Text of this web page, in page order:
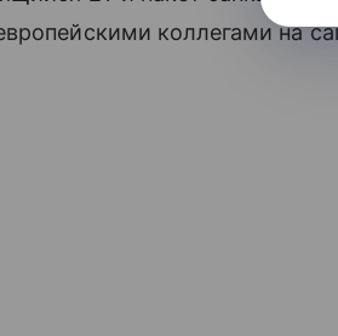
коллегами на